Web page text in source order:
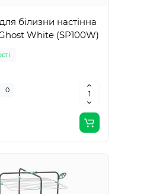
білизни настінна
White (SP100W)
0